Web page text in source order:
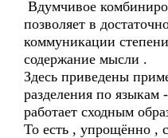
Вдумчивое
позволяет в
коммуникации
содержание мысли .
Здесь приведены
разделения по языкам
работает сходным
То есть , упрощённо ,